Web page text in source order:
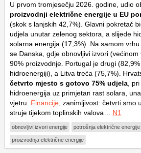
U prvom tromjesečju 2026. godine, udio
proizvodnji električne energije u EU
(skok s lanjskih 42,7%). Glavni pokretač
udjela unutar zelenog sektora, a slijede
solarna energija (17,3%). Na samom
se Danska, gdje obnovljivi izvori
90% proizvodnje. Portugal je drugi
hidroenergiji), a Litva treća (75,7%).
četvrto mjesto s gotovo 75% udjela,
hidroenergija uz primjetan rast solara,
vjetru. Financije, zanimljivost: četvrti smo
struje tijekom toplinskih valova… N1
obnovljivi izvori energije potrošnja električne energije
proizvodnja električne energije